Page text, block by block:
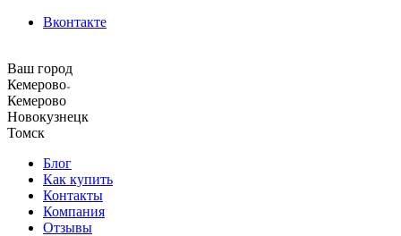
Вконтакте
Ваш город
Кемерово
Кемерово
Новокузнецк
Томск
Блог
Как купить
Контакты
Компания
Отзывы